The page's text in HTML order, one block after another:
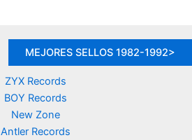
MEJORES SELLOS 1982-1992>
ZYX Records
BOY Records
New Zone
Antler Records